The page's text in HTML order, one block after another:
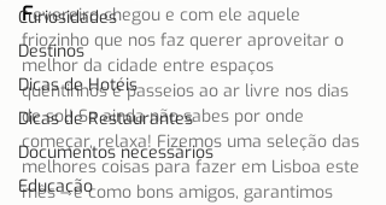
Curiosidades
Destinos
Dicas de Hotéis
Dicas de Restaurantes
Documentos necessários
Educação
Fevereiro chegou e com ele aquele
friozinho que nos faz querer aproveitar o
melhor da cidade entre espaços
quentinhos e passeios ao ar livre nos dias
de sol! Se ainda não sabes por onde
começar, relaxa! Fizemos uma seleção das
melhores coisas para fazer em Lisboa este
mês – e como bons amigos, garantimos